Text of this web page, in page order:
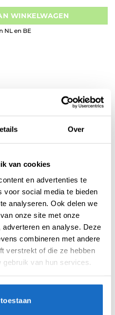
Over
van cookies
en advertenties te
voor social media te bieden
analyseren. Ook delen we
onze site met onze
en analyse. Deze
combineren met andere
verstrekt of die ze hebben
van hun services.
WINKELWAGEN
NL en BE